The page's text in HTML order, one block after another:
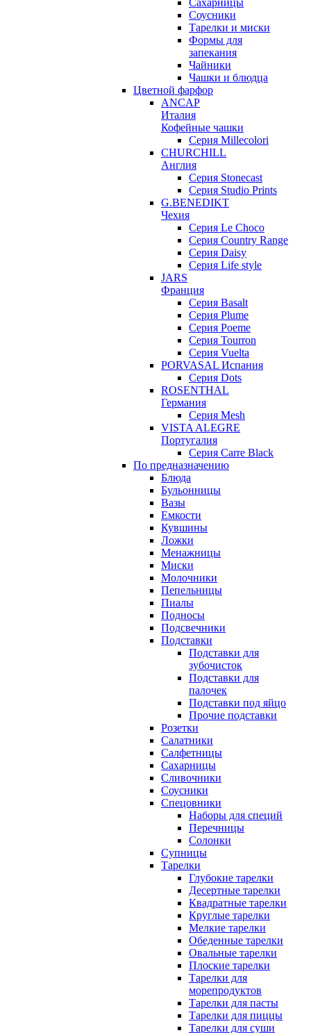
Соусники
Тарелки и миски
Формы для
запекания
Чайники
Чашки и блюдца
Цветной фарфор
ANCAP
Италия
Кофейные чашки
Серия Millecolori
CHURCHILL
Англия
Серия Stonecast
Серия Studio Prints
G.BENEDIKT
Чехия
Cерия Le Choco
Серия Country Range
Серия Daisy
Серия Life style
JARS
Франция
Серия Basalt
Серия Plume
Серия Poeme
Серия Tourron
Серия Vuelta
PORVASAL Испания
Серия Dots
ROSENTHAL
Германия
Серия Mesh
VISTA ALEGRE
Португалия
Серия Carre Black
По предназначению
Блюда
Бульонницы
Вазы
Емкости
Кувшины
Ложки
Менажницы
Миски
Молочники
Пепельницы
Пиалы
Подносы
Подсвечники
Подставки
Подставки для
зубочисток
Подставки для
палочек
Подставки под яйцо
Прочие подставки
Розетки
Салатники
Салфетницы
Сахарницы
Сливочники
Соусники
Спецовники
Наборы для специй
Перечницы
Солонки
Супницы
Тарелки
Глубокие тарелки
Десертные тарелки
Квадратные тарелки
Круглые тарелки
Мелкие тарелки
Обеденные тарелки
Овальные тарелки
Плоские тарелки
Тарелки для
морепродуктов
Тарелки для пасты
Тарелки для пиццы
Тарелки для суши